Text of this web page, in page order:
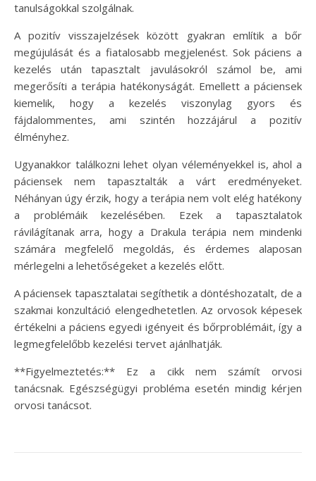
tanulságokkal szolgálnak.
A pozitív visszajelzések között gyakran említik a bőr
megújulását és a fiatalosabb megjelenést. Sok páciens a
kezelés után tapasztalt javulásokról számol be, ami
megerősíti a terápia hatékonyságát. Emellett a páciensek
kiemelik, hogy a kezelés viszonylag gyors és
fájdalommentes, ami szintén hozzájárul a pozitív
élményhez.
Ugyanakkor találkozni lehet olyan véleményekkel is, ahol a
páciensek nem tapasztalták a várt eredményeket.
Néhányan úgy érzik, hogy a terápia nem volt elég hatékony
a problémáik kezelésében. Ezek a tapasztalatok
rávilágítanak arra, hogy a Drakula terápia nem mindenki
számára megfelelő megoldás, és érdemes alaposan
mérlegelni a lehetőségeket a kezelés előtt.
A páciensek tapasztalatai segíthetik a döntéshozatalt, de a
szakmai konzultáció elengedhetetlen. Az orvosok képesek
értékelni a páciens egyedi igényeit és bőrproblémáit, így a
legmegfelelőbb kezelési tervet ajánlhatják.
**Figyelmeztetés:** Ez a cikk nem számít orvosi
tanácsnak. Egészségügyi probléma esetén mindig kérjen
orvosi tanácsot.